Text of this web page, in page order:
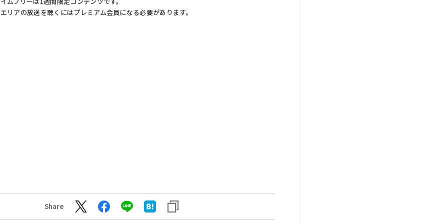
リアの放送を聴くにはプレミアム会員になる必要があります。
Share